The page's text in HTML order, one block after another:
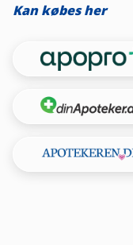
Kan købes her